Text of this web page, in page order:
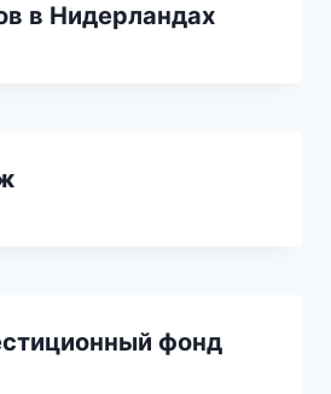
в Нидерландах
фонд